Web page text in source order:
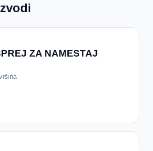
ZA NAMESTAJ